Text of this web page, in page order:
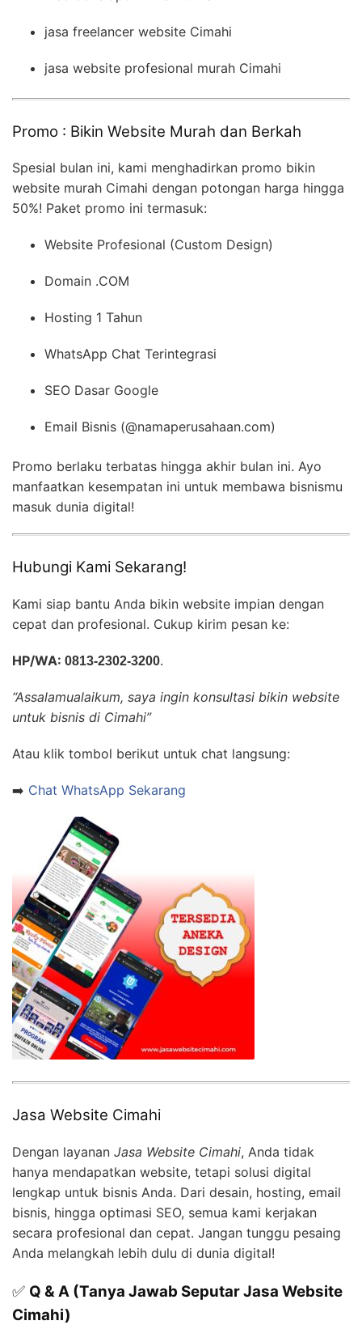
jasa freelancer website Cimahi
jasa website profesional murah Cimahi
Promo : Bikin Website Murah dan Berkah
Spesial bulan ini, kami menghadirkan promo bikin
website murah Cimahi dengan potongan harga hingga
50%! Paket promo ini termasuk:
Website Profesional (Custom Design)
Domain .COM
Hosting 1 Tahun
WhatsApp Chat Terintegrasi
SEO Dasar Google
Email Bisnis (@namaperusahaan.com)
Promo berlaku terbatas hingga akhir bulan ini. Ayo
manfaatkan kesempatan ini untuk membawa bisnismu
masuk dunia digital!
Hubungi Kami Sekarang!
Kami siap bantu Anda bikin website impian dengan
cepat dan profesional. Cukup kirim pesan ke:
HP/WA: 0813-2302-3200.
“Assalamualaikum, saya ingin konsultasi bikin website
untuk bisnis di Cimahi”
Atau klik tombol berikut untuk chat langsung:
➡️ Chat WhatsApp Sekarang
Jasa Website Cimahi
Dengan layanan Jasa Website Cimahi, Anda tidak
hanya mendapatkan website, tetapi solusi digital
lengkap untuk bisnis Anda. Dari desain, hosting, email
bisnis, hingga optimasi SEO, semua kami kerjakan
secara profesional dan cepat. Jangan tunggu pesaing
Anda melangkah lebih dulu di dunia digital!
✅ Q & A (Tanya Jawab Seputar Jasa Website
Cimahi)